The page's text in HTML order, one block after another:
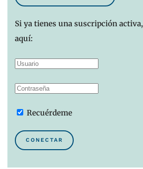
Si ya tienes una suscripción
aquí:
Recuérdeme
CONECTAR